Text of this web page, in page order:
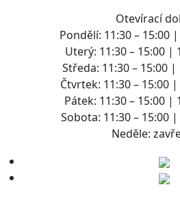
Otevírací
Pondělí: 11:30 – 15:00
Uterý: 11:30 – 15:00 |
Středa: 11:30 – 15:00 |
Čtvrtek: 11:30 – 15:00 |
Pátek: 11:30 – 15:00 |
Sobota: 11:30 – 15:00 |
Neděle: